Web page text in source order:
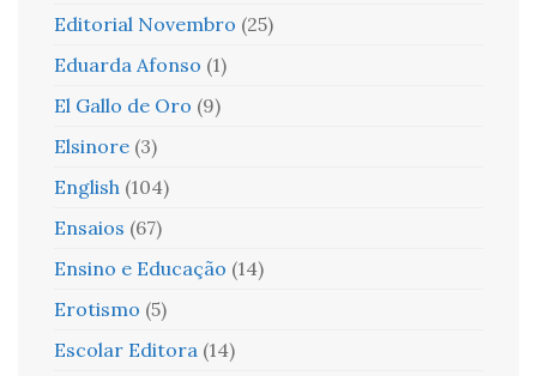
Editorial Novembro (25)
Eduarda Afonso (1)
El Gallo de Oro (9)
Elsinore (3)
English (104)
Ensaios (67)
Ensino e Educação (14)
Erotismo (5)
Escolar Editora (14)